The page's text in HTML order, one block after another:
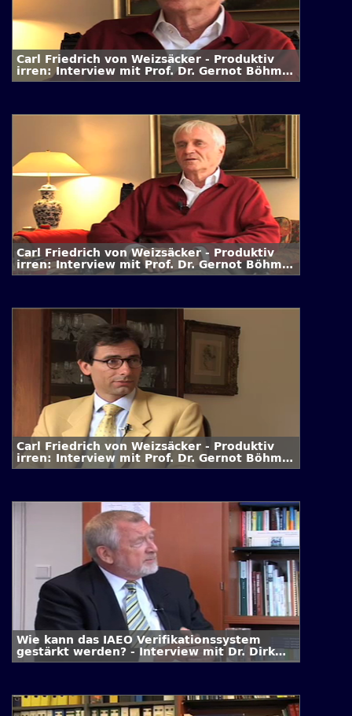
Carl Friedrich von Weizsäcker - Produktiv
irren: Interview mit Prof. Dr. Gernot Böhme
/ 3. Folge
Carl Friedrich von Weizsäcker - Produktiv
irren: Interview mit Prof. Dr. Gernot Böhme
/ 2. Folge
Carl Friedrich von Weizsäcker - Produktiv
irren: Interview mit Prof. Dr. Gernot Böhme
/ 1. Folge
Wie kann das IAEO Verifikationssystem
gestärkt werden? - Interview mit Dr. Dirk
Schriefer